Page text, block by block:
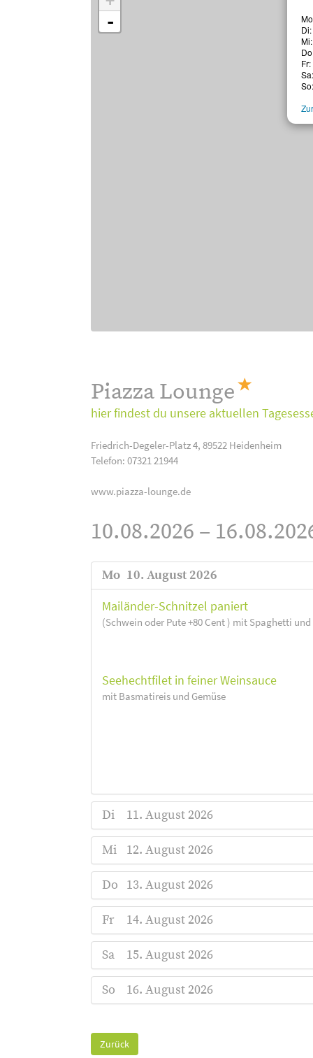
-
Piazza Lounge
hier findest du unsere aktuellen
Friedrich-Degeler-Platz 4, 89522 Heidenheim
Telefon: 07321 21944
www.piazza-lounge.de
10.08.2026 –
Mo 10. August 2026
Mailänder-Schnitzel paniert
(Schwein oder Pute +80 Cent ) mit Spaghetti und
Seehechtfilet in feiner Weinsauce
mit Basmatireis und Gemüse
Di 11. August 2026
Mi 12. August 2026
Do 13. August 2026
Fr 14. August 2026
Sa 15. August 2026
So 16. August 2026
Zurück